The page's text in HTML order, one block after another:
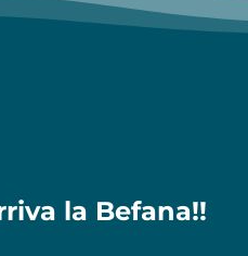
la Befana!!